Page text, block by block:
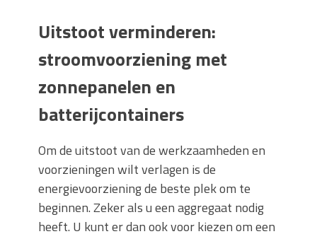
Uitstoot verminderen:
stroomvoorziening met
zonnepanelen en
batterijcontainers
Om de uitstoot van de werkzaamheden en
voorzieningen wilt verlagen is de
energievoorziening de beste plek om te
beginnen. Zeker als u een aggregaat nodig
heeft. U kunt er dan ook voor kiezen om een